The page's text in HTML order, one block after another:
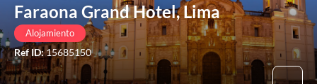
Faraona Grand Hotel, Lima
Alojamiento
Ref ID:15685150